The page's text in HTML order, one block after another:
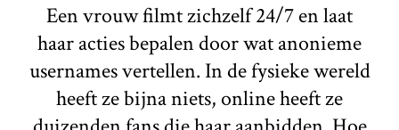
Een vrouw filmt zichzelf 24/7 en laat
haar acties bepalen door wat anonieme
usernames vertellen. In de fysieke wereld
heeft ze bijna niets, online heeft ze